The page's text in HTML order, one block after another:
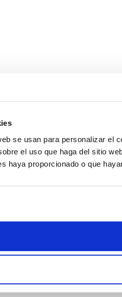
se usan para personalizar el
el uso que haga del sitio
haya proporcionado o que